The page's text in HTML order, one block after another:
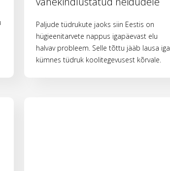
Paljude tüdrukute jaoks siin Eestis on
hügieenitarvete nappus igapäevast elu
halvav probleem. Selle tõttu jääb lausa iga
kümnes tüdruk koolitegevusest kõrvale.